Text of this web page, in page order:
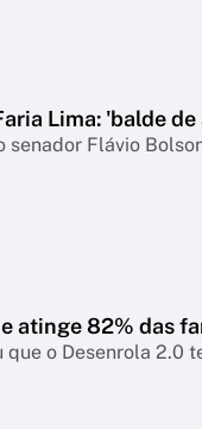
Lima: 'balde
senador Flávio
atinge 82% das
que o Desenrola